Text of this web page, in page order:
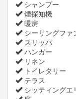
シャンプー
煙探知機
暖房
シーリングファ
スリッパ
ハンガー
リネン
トイレタリー
テラス
シッティングエ